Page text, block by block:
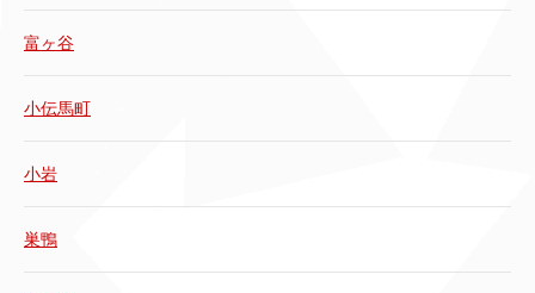
富ヶ谷
小伝馬町
小岩
巣鴨